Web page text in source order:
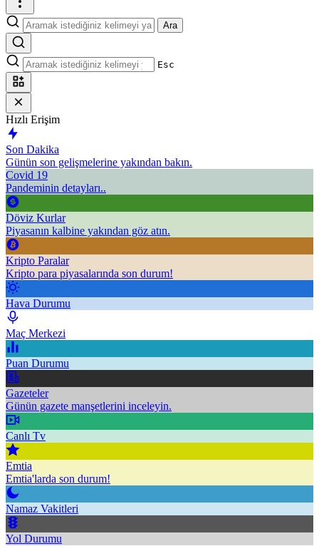
Ara
Esc
Hızlı Erişim
Son Dakika
Günün son gelişmelerine yakından bakın.
Covid 19
Pandeminin detayları..
Döviz Kurlar
Piyasanın kalbine yakından göz atın.
Kripto Paralar
Kripto para piyasalarında son durum!
Hava Durumu
Maç Merkezi
Puan Durumu
Gazeteler
Günün gazete manşetlerini inceleyin.
Canlı Tv
Emtia
Emtia'larda son durum!
Namaz Vakitleri
Yol Durumu